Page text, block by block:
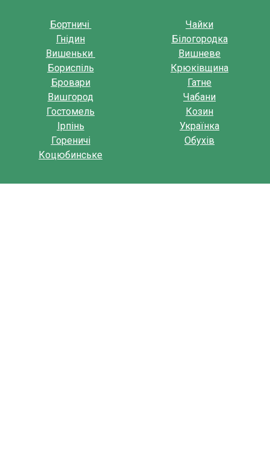
Бортничі
Гнідин
Вишеньки
Бориспіль
Бровари
Вишгород
Гостомель
Ірпінь
Гореничі
Коцюбинське
Чайки
Білогородка
Вишневе
Крюківщина
Гатне
Чабани
Козин
Українка
Обухів